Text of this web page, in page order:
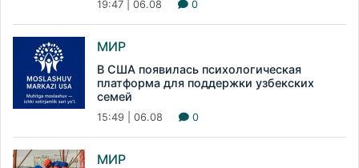
19:47 | 06.08 0
МИР
В США появилась психологическая
платформа для поддержки узбекских
семей
15:49 | 06.08 0
МИР